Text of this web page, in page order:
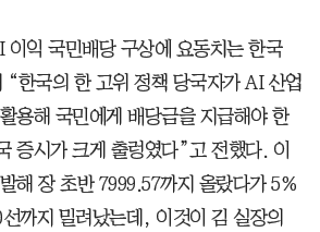
이익 국민배당 구상에 요동치는 한국
“한국의 한 고위 정책 당국자가 AI 산업
용해 국민에게 배당금을 지급해야 한
증시가 크게 출렁였다”고 전했다. 이
해 장 초반 7999.57까지 올랐다가 5%
까지 밀려났는데, 이것이 김 실장의